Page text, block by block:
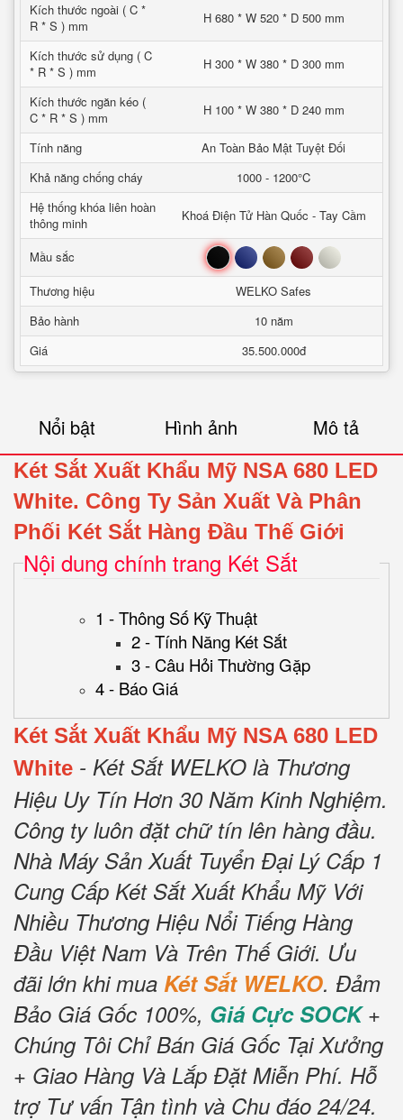
Kích thước ngoài ( C *
R * S ) mm
H 680 * W 520 * D 500 mm
Kích thước sử dụng ( C
* R * S ) mm
H 300 * W 380 * D 300 mm
Kích thước ngăn kéo (
C * R * S ) mm
H 100 * W 380 * D 240 mm
Tính năng
An Toàn Bảo Mật Tuyệt Đối
Khả năng chống cháy
1000 - 1200°C
Hệ thống khóa liên hoàn
thông minh
Khoá Điện Tử Hàn Quốc - Tay Cầm
Mầu sắc Đen Xanh Nâu Đỏ Trắng
Thương hiệu
WELKO Safes
Bảo hành
10 năm
Giá
35.500.000đ
Nổi bật Hình ảnh Mô tả
Két Sắt Xuất Khẩu Mỹ NSA 680 LED
White. Công Ty Sản Xuất Và Phân
Phối Két Sắt Hàng Đầu Thế Giới
Nội dung chính trang Két Sắt
1 - Thông Số Kỹ Thuật
2 - Tính Năng Két Sắt
3 - Câu Hỏi Thường Gặp
4 - Báo Giá
Két Sắt Xuất Khẩu Mỹ NSA 680 LED
White - Két Sắt WELKO là Thương
Hiệu Uy Tín Hơn 30 Năm Kinh Nghiệm.
Công ty luôn đặt chữ tín lên hàng đầu.
Nhà Máy Sản Xuất Tuyển Đại Lý Cấp 1
Cung Cấp Két Sắt Xuất Khẩu Mỹ Với
Nhiều Thương Hiệu Nổi Tiếng Hàng
Đầu Việt Nam Và Trên Thế Giới. Ưu
đãi lớn khi mua Két Sắt WELKO. Đảm
Bảo Giá Gốc 100%, Giá Cực SOCK+
Chúng Tôi Chỉ Bán Giá Gốc Tại Xưởng
+ Giao Hàng Và Lắp Đặt Miễn Phí. Hỗ
trợ Tư vấn Tận tình và Chu đáo 24/24.